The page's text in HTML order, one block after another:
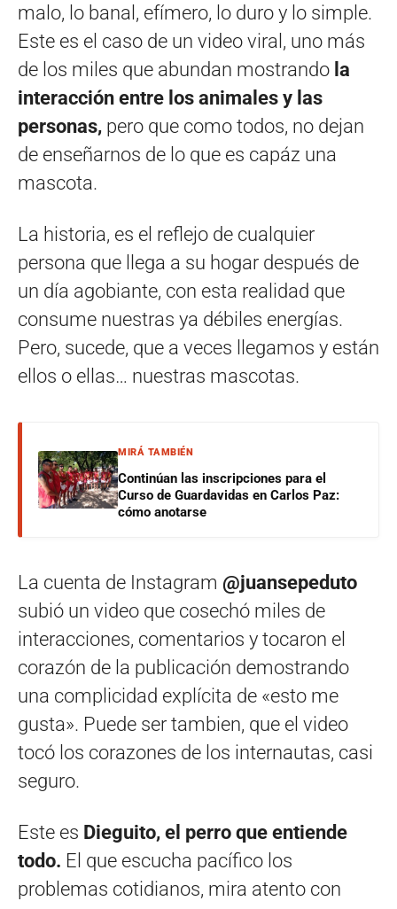
malo, lo banal, efímero, lo duro y lo simple.
Este es el caso de un video viral, uno más
de los miles que abundan mostrando la
interacción entre los animales y las
personas, pero que como todos, no dejan
de enseñarnos de lo que es capáz una
mascota.
La historia, es el reflejo de cualquier
persona que llega a su hogar después de
un día agobiante, con esta realidad que
consume nuestras ya débiles energías.
Pero, sucede, que a veces llegamos y están
ellos o ellas… nuestras mascotas.
MIRÁ TAMBIÉN
Continúan las inscripciones para el
Curso de Guardavidas en Carlos Paz:
cómo anotarse
La cuenta de Instagram @juansepeduto
subió un video que cosechó miles de
interacciones, comentarios y tocaron el
corazón de la publicación demostrando
una complicidad explícita de «esto me
gusta». Puede ser tambien, que el video
tocó los corazones de los internautas, casi
seguro.
Este es Dieguito, el perro que entiende
todo. El que escucha pacífico los
problemas cotidianos, mira atento con